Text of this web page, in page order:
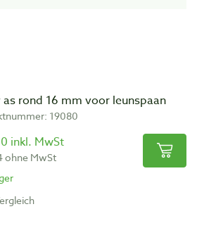
as rond 16 mm voor leunspaan
19080
inkl. MwSt
ohne MwSt